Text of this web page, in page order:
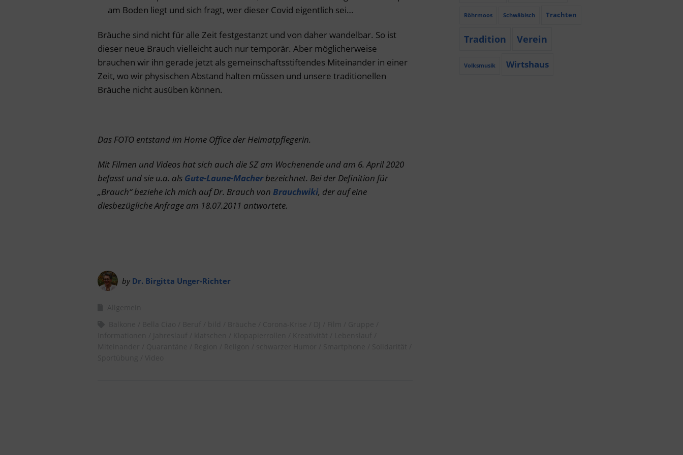
am Boden liegt und sich fragt, wer dieser Covid eigentlich sei…
Bräuche sind nicht für alle Zeit festgestanzt und von daher wandelbar. So ist
dieser neue Brauch vielleicht auch nur temporär. Aber möglicherweise
brauchen wir ihn gerade jetzt als gemeinschaftsstiftendes Miteinander in einer
Zeit, wo wir physischen Abstand halten müssen und unsere traditionellen
Bräuche nicht ausüben können.
Das FOTO entstand im Home Office der Heimatpflegerin.
Mit Filmen und Videos hat sich auch die SZ am Wochenende und am 6. April 2020
befasst und sie u.a. als Gute-Laune-Macherbezeichnet. Bei der Definition für
„Brauch“ beziehe ich mich auf Dr. Brauch von Brauchwiki, der auf eine
diesbezügliche Anfrage am 18.07.2011 antwortete.
by Dr. Birgitta Unger-Richter
Röhrmoos Schwäbisch Trachten
Tradition Verein
Volksmusik Wirtshaus